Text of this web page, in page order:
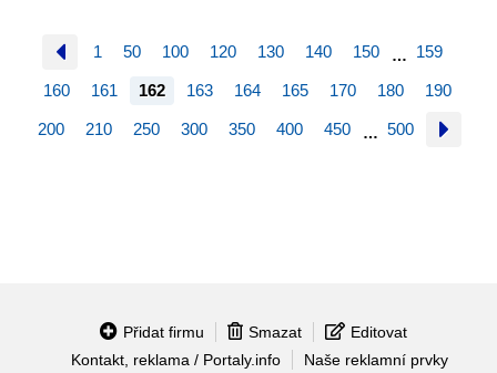
1 50 100 120 130 140 150 … 159
160 161 162 163 164 165 170 180 190
200 210 250 300 350 400 450 … 500
Přidat firmu Smazat
Editovat
Kontakt, reklama / Portaly.info
Naše reklamní prvky